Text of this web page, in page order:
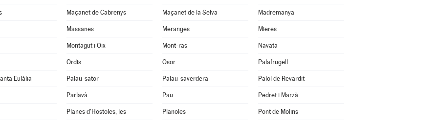
Maçanet de Cabrenys Maçanet de la Selva Madremanya
Massanes Meranges Mieres
Montagut i Oix Mont-ras Navata
Ordis Osor Palafrugell
Eulàlia Palau-sator Palau-saverdera Palol de Revardit
Parlavà Pau Pedret i Marzà
Planes d'Hostoles, les Planoles Pont de Molins